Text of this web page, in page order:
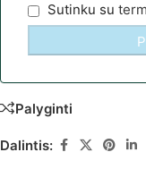
Sutinku su
Palyginti
Dalintis: